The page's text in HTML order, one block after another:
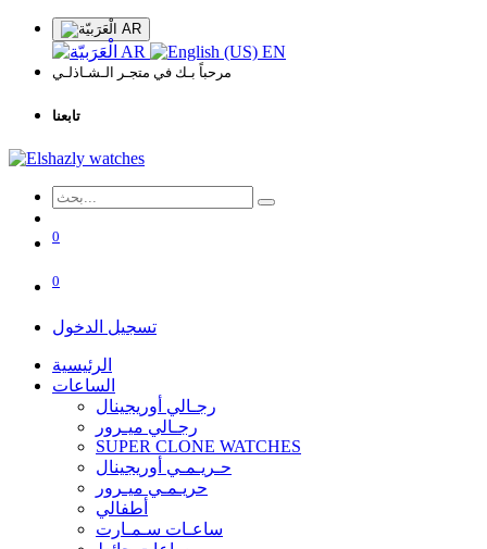
AR
AR EN
مرحباً بـك في متجـر الـشـاذلـي
تابعنا
0
0
تسجيل الدخول
الرئيسية
الساعات
رجـالي أوريجينال
رجـالي ميـرور
SUPER CLONE WATCHES
حـريـمـي أوريجينال
حريـمـي ميـرور
أطفالي
ساعـات سـمـارت